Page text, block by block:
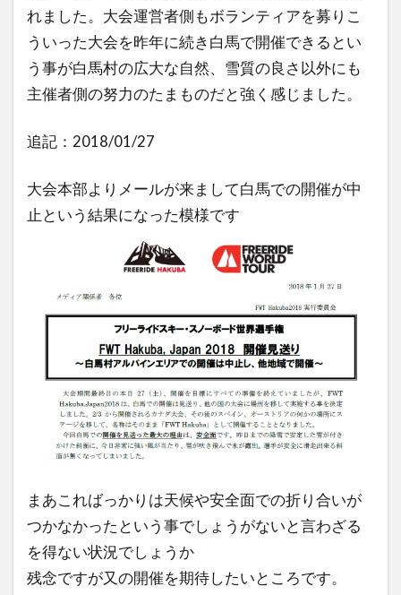
れました。大会運営者側もボランティアを募りこ
ういった大会を昨年に続き白馬で開催できるとい
う事が白馬村の広大な自然、雪質の良さ以外にも
主催者側の努力のたまものだと強く感じました。
追記：2018/01/27
大会本部よりメールが来まして白馬での開催が中
止という結果になった模様です
まあこればっかりは天候や安全面での折り合いが
つかなかったという事でしょうがないと言わざる
を得ない状況でしょうか
残念ですが又の開催を期待したいところです。